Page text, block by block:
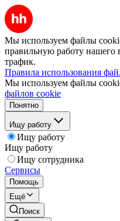
Мы используем файлы
правильную работу нашего
трафик.
Правила использования
Мы используем файлы
файлов cookie
Понятно
Ищу работу
Ищу работу
Ищу работу
Ищу сотрудника
Сервисы
Помощь
Ещё
Поиск